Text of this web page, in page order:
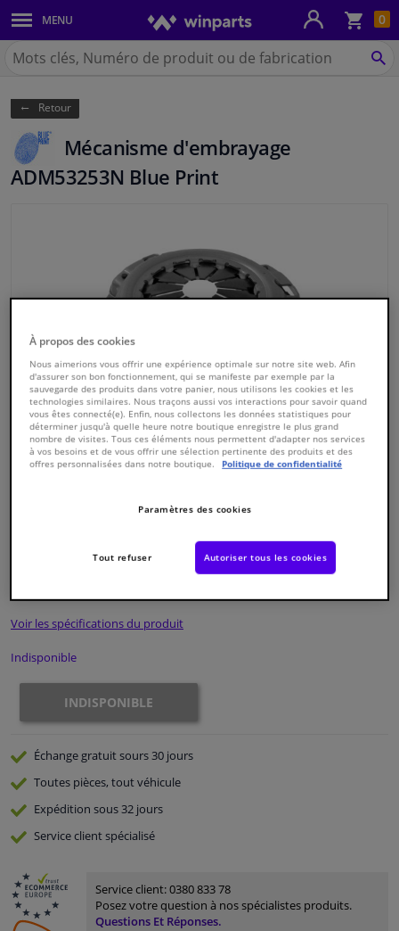
0
MENU
Carrosserie & tôles
Feux & ampoules
Freinage
Système d'échappement
Refroidissement & chauffage
Pièces moteur & accessoires
Filtres & liquides
Bagages & transport
Fenêtres & accessoires
Atelier & outils
Promotions et réductions
Capteurs & électronique
Chercher
Winparts.be
Retour
Mécanisme d'embrayage
ADM53253N Blue Print
5050063201550
Voir les spécifications du produit
Indisponible
INDISPONIBLE
Échange gratuitsours 30 jours
Toutes pièces, tout véhicule
Expédition sous 32 jours
Serviceclient spécialisé
Service client:0380 833 78
Posez votre question à nos spécialistes produits.
Questions Et Réponses.
À propos des cookies
Nous aimerions vous offrir une expérience optimale sur notre site web. Afin
d'assurer son bon fonctionnement, qui se manifeste par exemple par la
sauvegarde des produits dans votre panier, nous utilisons les cookies et les
technologies similaires. Nous traçons aussi vos interactions pour savoir quand
vous êtes connecté(e). Enfin, nous collectons les données statistiques pour
déterminer jusqu'à quelle heure notre boutique enregistre le plus grand
nombre de visites. Tous ces éléments nous permettent d'adapter nos services
à vos besoins et de vous offrir une sélection pertinente des produits et des
offres personnalisées dans notre boutique.
Politique de confidentialité
Paramètres des cookies
Tout refuser Autoriser tous les cookies